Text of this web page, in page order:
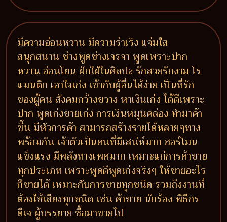
มีความอ่อนหวาน มีความร่าเริง แจ่มใส
สนุกสนาน ช่างพูดช่างเจรจา พูดเพราะปาก
หวาน อ่อนโยน ฝักใฝ่ในศิลปะ รักสวยรักงาม โร
แมนติก เอาใจเก่ง เข้ากับผู้อื่นได้ง่าย เป็นที่รัก
ของผู้คน สังคมกว้างขวาง หาเงินเก่ง ได้ดีเพราะ
ปาก พูดเก่งขายเก่ง การเงินหมุนคล่อง ทำมาค้า
ขึ้น มีหัวการค้า สามารถสร้างรายได้หลายๆทาง
พร้อมกัน เจ้าตัวเป็นคนที่มีเสน่ห์มาก ฮอร์โมน
แข็งแรง มีพลังทางเพศมาก เหมาะแก่การค้าขาย
ทุกประเภท เพราะพูดดีพูดเก่งจริงๆ ให้ขายอะไร
ก็ขายได้ เหมาะกับการขายทุกชนิด รวมถึงงานที่
ต้องใช้เสียงทุกชนิด เช่น ค้าขาย นักร้อง พิธีกร
ดีเจ ผู้บรรยาย ซื้อมาขายไป